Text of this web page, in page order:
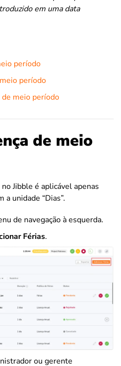
em uma data
período
período
de meio período
de meio
Jibble é aplicável apenas
a unidade “Dias”.
de navegação à esquerda.
Férias.
ou gerente